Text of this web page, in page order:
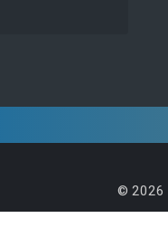
© 2026